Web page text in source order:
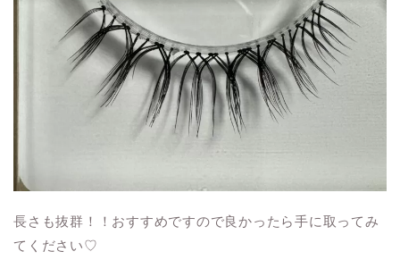
長さも抜群！！おすすめですので良かったら手に取ってみ
てください♡